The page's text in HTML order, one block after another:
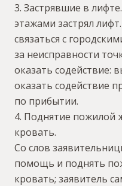
3. Застрявшие в
этажами застрял
связаться с
за неисправности
оказать содействие:
оказать содействие
по прибытии.
4. Поднятие пожилой
кровать.
Со слов
помощь и поднять
кровать; заявитель